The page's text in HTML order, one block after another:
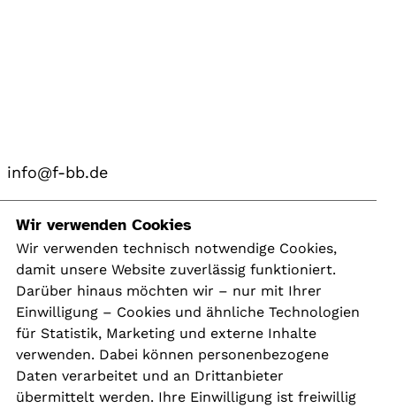
info@f-bb.de
Navigation
Kontakt
Presse
Aktuelles
Karriere
Newsletter
Wir verwenden Cookies
Wir verwenden technisch notwendige Cookies,
damit unsere Website zuverlässig funktioniert.
Darüber hinaus möchten wir – nur mit Ihrer
Einwilligung – Cookies und ähnliche Technologien
für Statistik, Marketing und externe Inhalte
verwenden. Dabei können personenbezogene
Daten verarbeitet und an Drittanbieter
übermittelt werden. Ihre Einwilligung ist freiwillig